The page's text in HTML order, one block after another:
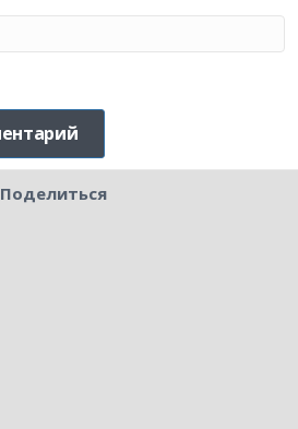
Поделиться